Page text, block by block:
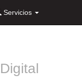
Servicios
Digital